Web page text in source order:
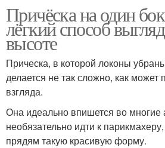
Причёска на один
лёгкий способ
высоте
Прическа, в которой локоны
делается не так сложно, как может
взгляда.
Она идеально впишется во
необязательно идти к
прядям такую красивую форму.